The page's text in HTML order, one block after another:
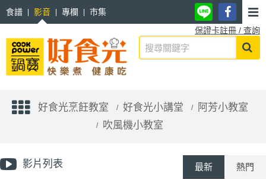
食譜 影音 專欄
市集
保證卡註冊 / 查詢
好食光烹飪教室 好食光小講堂
阿芳小教室
吹風機小教室
影片列表 最新 熱門